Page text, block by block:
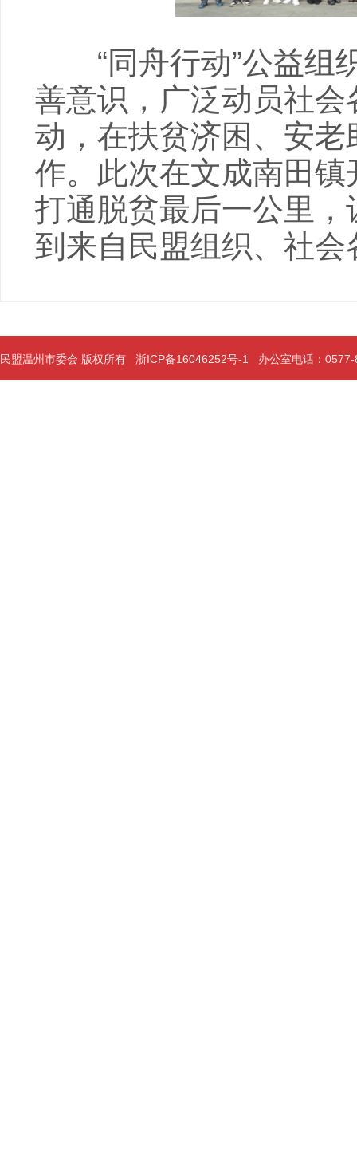
“同舟行动”公益组
善意识，广泛动员社
动，在扶贫济困、安
作。此次在文成南田
打通脱贫最后一公里
到来自民盟组织、社
民盟温州市委会 版权所有 浙ICP备16046252号-1 办公室电话：